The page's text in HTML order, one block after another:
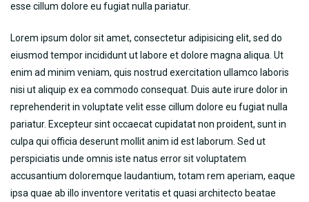
esse cillum dolore eu fugiat nulla pariatur.
Lorem ipsum dolor sit amet, consectetur adipisicing elit, sed do
eiusmod tempor incididunt ut labore et dolore magna aliqua. Ut
enim ad minim veniam, quis nostrud exercitation ullamco laboris
nisi ut aliquip ex ea commodo consequat. Duis aute irure dolor in
reprehenderit in voluptate velit esse cillum dolore eu fugiat nulla
pariatur. Excepteur sint occaecat cupidatat non proident, sunt in
culpa qui officia deserunt mollit anim id est laborum. Sed ut
perspiciatis unde omnis iste natus error sit voluptatem
accusantium doloremque laudantium, totam rem aperiam, eaque
ipsa quae ab illo inventore veritatis et quasi architecto beatae